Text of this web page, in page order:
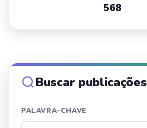
568
Buscar publicações
PALAVRA-CHAVE